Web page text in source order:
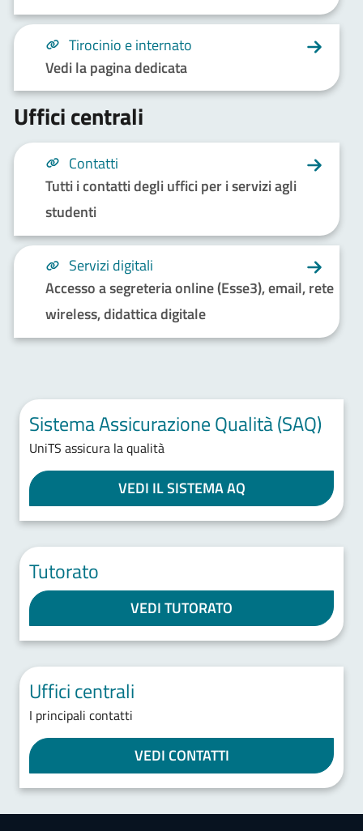
Tirocinio e internato
Vedi la pagina dedicata
Uffici centrali
Contatti
Tutti i contatti degli uffici per i servizi agli
studenti
Servizi digitali
Accesso a segreteria online (Esse3), email, rete
wireless, didattica digitale
Sistema Assicurazione Qualità (SAQ)
UniTS assicura la qualità
VEDI IL SISTEMA AQ
Tutorato
VEDI TUTORATO
Uffici centrali
I principali contatti
VEDI CONTATTI